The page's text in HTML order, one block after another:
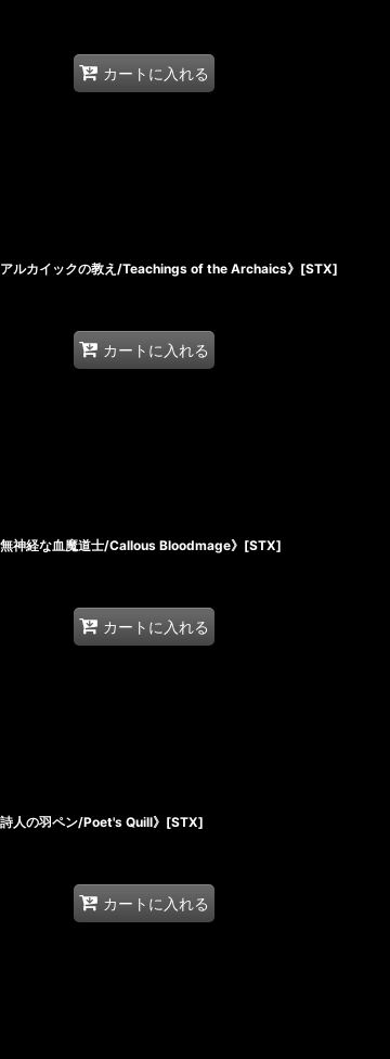
カートに入れる
アルカイックの教え/Teachings of the Archaics》[STX]
カートに入れる
無神経な血魔道士/Callous Bloodmage》[STX]
カートに入れる
詩人の羽ペン/Poet's Quill》[STX]
カートに入れる